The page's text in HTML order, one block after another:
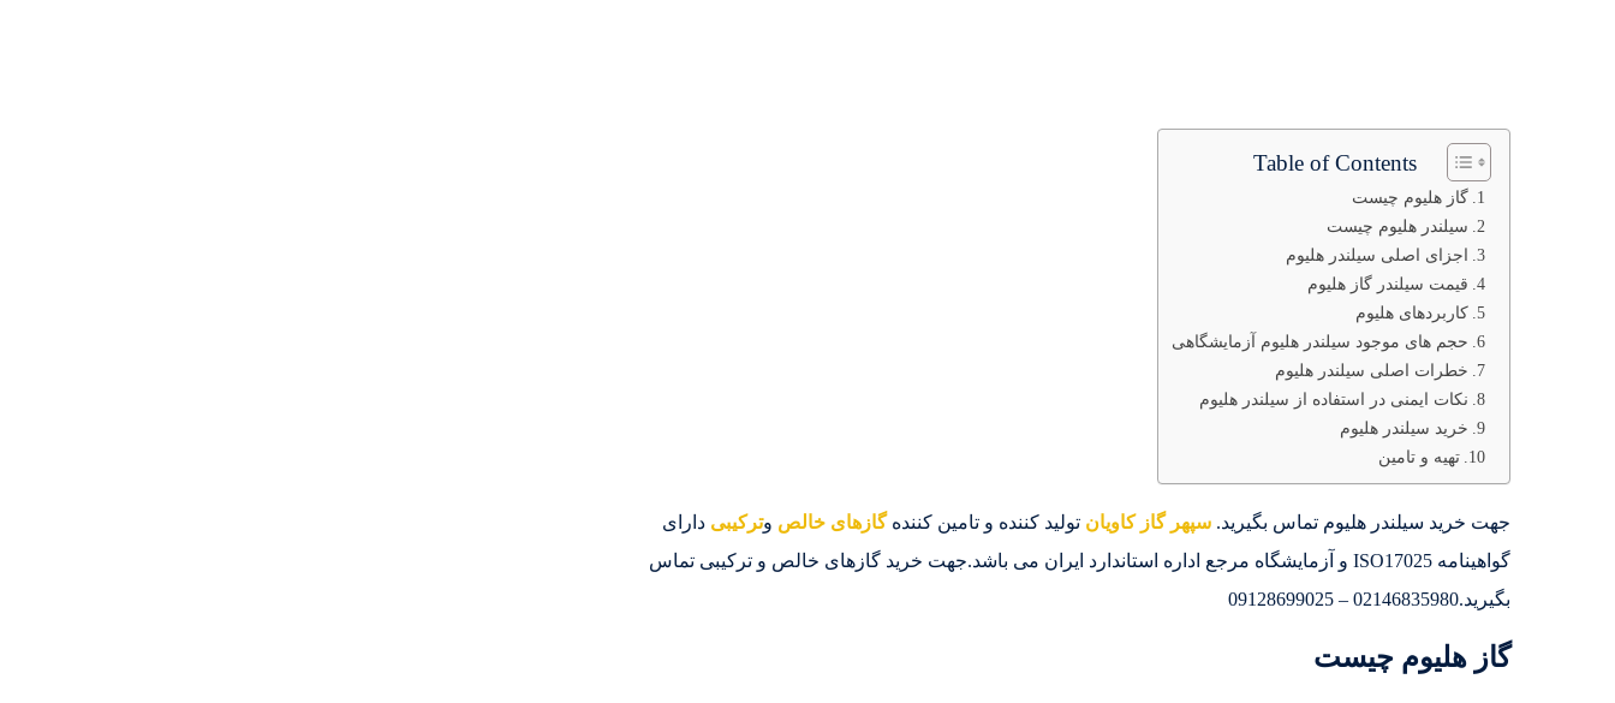
Table of Contents
گاز هلیوم چیست
سیلندر هلیوم چیست
اجزای اصلی سیلندر هلیوم
قیمت سیلندر گاز هلیوم
کاربردهای هلیوم
حجم های موجود سیلندر هلیوم آزمایشگاهی
خطرات اصلی سیلندر هلیوم
نکات ایمنی در استفاده از سیلندر هلیوم
خرید سیلندر هلیوم
تهیه و تامین
جهت خرید سیلندر هلیوم تماس بگیرید. سپهر گاز کاویان تولید کننده و تامین کننده گازهای خالص وترکیبی دارای
گواهینامه ISO17025 و آزمایشگاه مرجع اداره استاندارد ایران می باشد.جهت خرید گازهای خالص و ترکیبی تماس
بگیرید.02146835980 – 09128699025
گاز هلیوم چیست